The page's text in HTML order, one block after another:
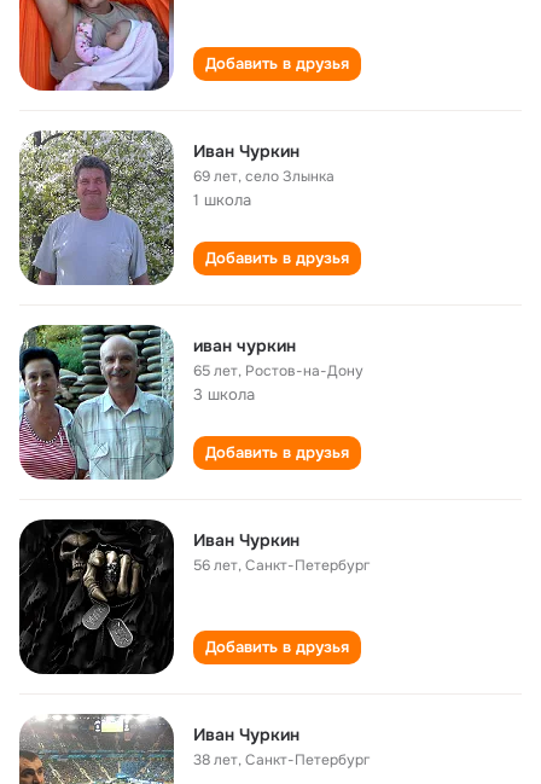
Добавить в друзья
Иван Чуркин
69 лет,село Злынка
1 школа
Добавить в друзья
иван чуркин
65 лет, Ростов-на-Дону
3 школа
Добавить в друзья
Иван Чуркин
56 лет,Санкт-Петербург
Добавить в друзья
Иван Чуркин
38 лет,Санкт-Петербург